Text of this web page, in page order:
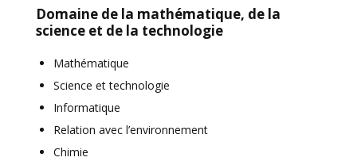
Domaine de la mathématique, de la
science et de la technologie
Mathématique
Science et technologie
Informatique
Relation avec l’environnement
Chimie